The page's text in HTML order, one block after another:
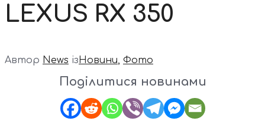
LEXUS RX 350
Автор News ізНовини, Фото
Поділитися новинами